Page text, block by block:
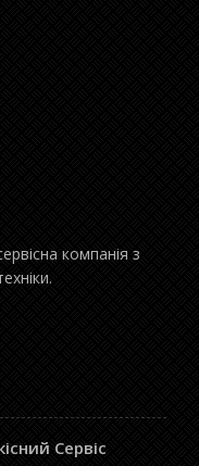
компанія з
Сервіс